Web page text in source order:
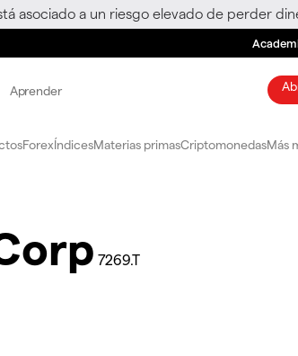
asociado a un riesgo elevado de perder
Aprender
ForexÍndicesMaterias primasCriptomonedasMás
7269.T